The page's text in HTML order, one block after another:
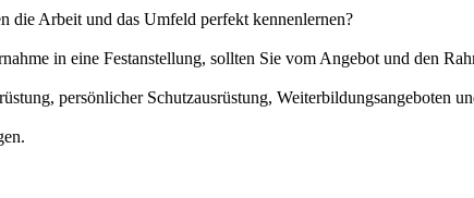
die Arbeit und das Umfeld perfekt kennenlernen?
in eine Festanstellung, sollten Sie vom Angebot und den
persönlicher Schutzausrüstung, Weiterbildungsangeboten